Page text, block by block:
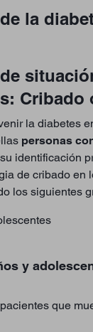
la
Cribado
la diabetes
personas
identificación
de cribado en
los siguientes
y
que